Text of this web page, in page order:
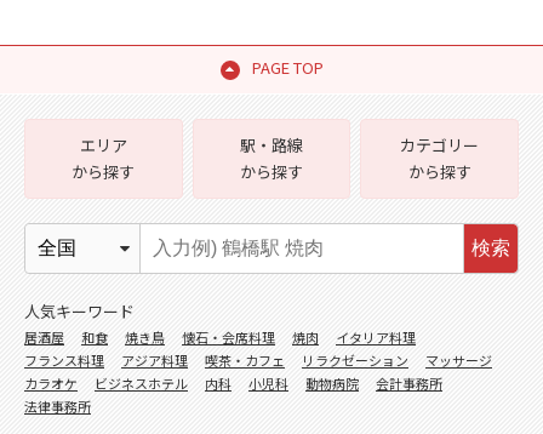
PAGE TOP
エリア
から探す
駅・路線
から探す
カテゴリー
から探す
検索
人気キーワード
居酒屋 和食 焼き鳥 懐石・会席料理 焼肉
イタリア料理
フランス料理
アジア料理 喫茶・カフェ リラクゼーション
マッサージ
カラオケ
ビジネスホテル 内科 小児科 動物病院
会計事務所
法律事務所